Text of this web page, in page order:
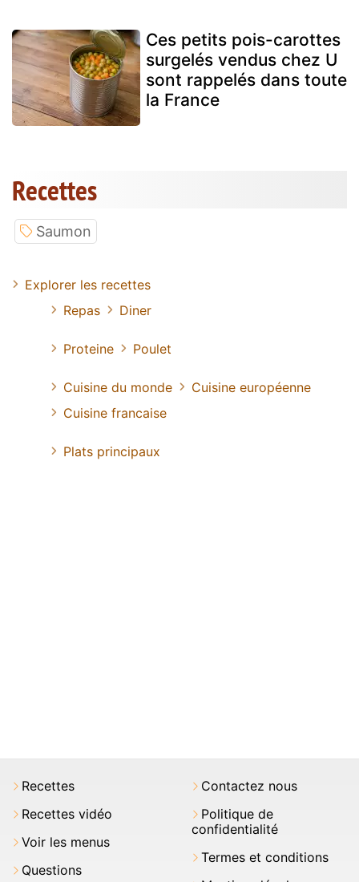
Ces petits pois-carottes
surgelés vendus chez U
sont rappelés dans toute
la France
Recettes
Saumon
Explorer les recettes
Repas
Diner
Proteine Poulet
Cuisine du monde
Cuisine européenne
Cuisine francaise
Plats principaux
Recettes
Recettes vidéo
Voir les menus
Questions
Contactez nous
Politique de
confidentialité
Termes et conditions